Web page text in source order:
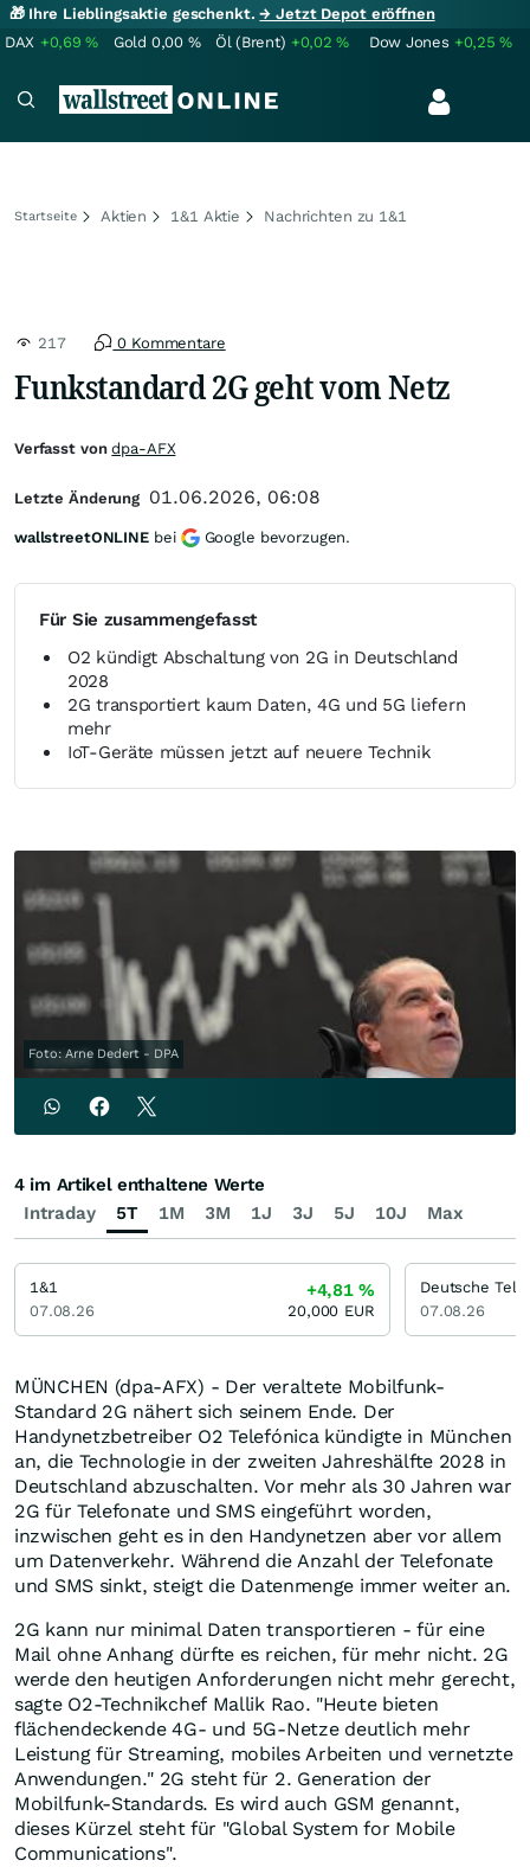
🎁 Ihre Lieblingsaktie geschenkt.→ Jetzt Depot eröffnen
DAX +0,69% Gold 0,00 % Öl (Brent) +0,02% Dow Jones +0,25%
Startseite Aktien 1&1 Aktie Nachrichten zu 1&1
217 0 Kommentare
Funkstandard 2G geht vom Netz
Für Sie zusammengefasst
O2 kündigt Abschaltung von 2G in Deutschland
2028
2G transportiert kaum Daten, 4G und 5G liefern
mehr
IoT-Geräte müssen jetzt auf neuere Technik
Foto: Arne Dedert - DPA
MÜNCHEN (dpa-AFX) - Der veraltete Mobilfunk-
Standard 2G nähert sich seinem Ende. Der
Handynetzbetreiber O2 Telefónica kündigte in München
an, die Technologie in der zweiten Jahreshälfte 2028 in
Deutschland abzuschalten. Vor mehr als 30 Jahren war
2G für Telefonate und SMS eingeführt worden,
inzwischen geht es in den Handynetzen aber vor allem
um Datenverkehr. Während die Anzahl der Telefonate
und SMS sinkt, steigt die Datenmenge immer weiter an.
2G kann nur minimal Daten transportieren - für eine
Mail ohne Anhang dürfte es reichen, für mehr nicht. 2G
werde den heutigen Anforderungen nicht mehr gerecht,
sagte O2-Technikchef Mallik Rao. "Heute bieten
flächendeckende 4G- und 5G-Netze deutlich mehr
Leistung für Streaming, mobiles Arbeiten und vernetzte
Anwendungen." 2G steht für 2. Generation der
Mobilfunk-Standards. Es wird auch GSM genannt,
dieses Kürzel steht für "Global System for Mobile
Communications".
Verfasst vondpa-AFX
Letzte Änderung 01.06.2026, 06:08
wallstreetONLINE bei Google bevorzugen.
Intraday 5T 1M 3M 1J 3J 5J 10J Max
4 im Artikel enthaltene Werte
1&1
07.08.26
+4,81%
20,000 EUR
Deutsche
07.08.26